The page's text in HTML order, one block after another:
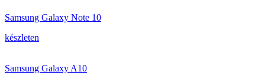
Samsung Galaxy Note 10
készleten
Samsung Galaxy A10